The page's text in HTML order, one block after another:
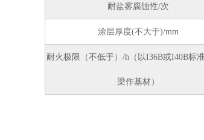
耐盐雾腐蚀性/次
涂层厚度(不大于)/mm
耐火极限（不低于）/h（以I36B或I40B标
梁作基材）